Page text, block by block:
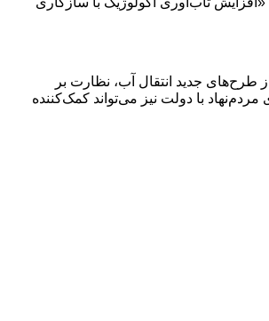
جدید انتقال آب، نظارت بر
با دولت نیز می‌تواند کمک‌کننده